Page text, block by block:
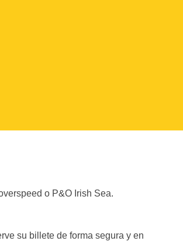
o P&O Irish Sea.
su billete de forma segura y en